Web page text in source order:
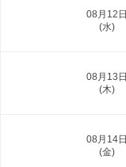
08月12日
(水)
08月13日
(木)
08月14日
(金)